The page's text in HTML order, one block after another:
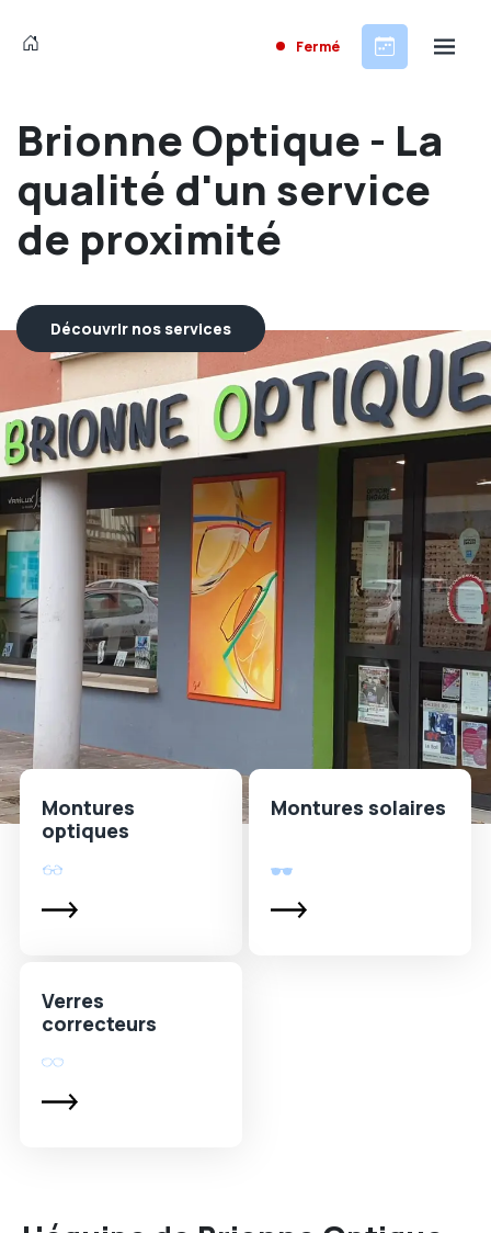
Fermé
Brionne Optique - La
qualité d'un service
de proximité
Découvrir nos services
Montures
optiques
Montures solaires
Verres
correcteurs